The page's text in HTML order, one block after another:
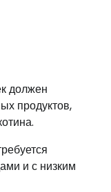
должен
продуктов,
и с низким